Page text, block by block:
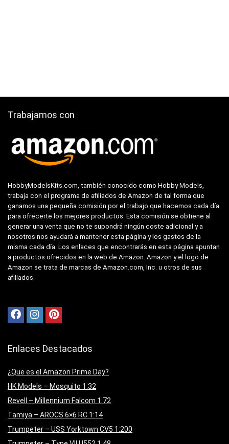
Trabajamos con
HobbyModelsKits.com, también conocido como Hobby Models,
trabaja con el programa de afiliados de Amazon de tal forma que
ganamos una pequeña comisión por el trabajo que hacemos cada día
para ofrecerte los mejores productos. Esta comisión se obtiene al
generar una venta que no te supondrá ningún coste adicional y a
nosotros nos ayudará a mantener esta página y los gastos de la
misma cada día. Los enlaces que encontrarás en esta página apuntan
a productos ofrecidos en la web de Amazon. Amazon y el logo de
Amazon se trata de marcas de Amazon.com, Inc. u otros de sus
afiliados.
Enlaces Destacados
¿Que es el Amazon Prime Day?
HK Models – Mosquito 1:32
Revell – Millennium Falcom 1:72
Tamiya – AROCS 6×6 RC 1:14
Trumpeter – USS Yorktown CV5 1:200